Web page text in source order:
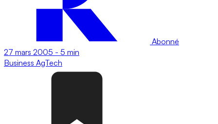
Abonné
27 mars 2005 - 5 min
Business AgTech